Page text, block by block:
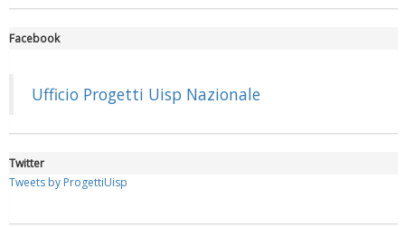
rivoluzioni"
Facebook
Ufficio Progetti Uisp Nazionale
Twitter
Tweets by ProgettiUisp